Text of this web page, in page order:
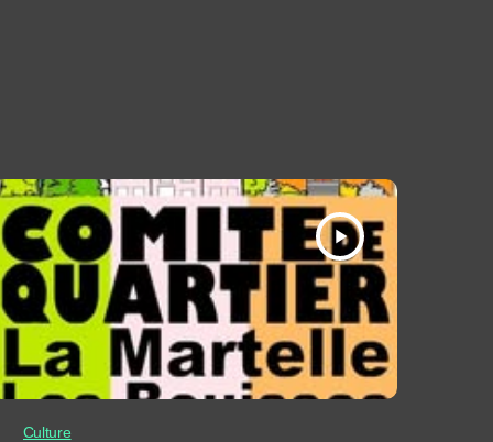
play_arrow
Culture